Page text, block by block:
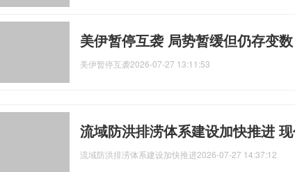
美伊暂停互袭 局势暂缓但仍存变数
美伊暂停互袭2026-07-27 13:11:53
流域防洪排涝体系建设加快推进
流域防洪排涝体系建设加快推进2026-07-27 14:37:12